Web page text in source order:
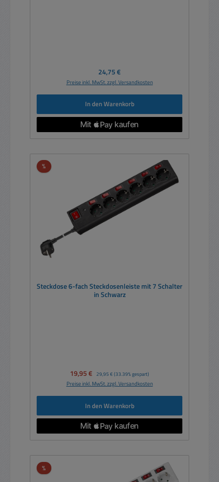
Regulärer Preis:
24,75 €
Preise inkl. MwSt. zzgl. Versandkosten
In den Warenkorb
%Rabatt
Steckdose 6-fach Steckdosenleiste mit 7 Schalter
in Schwarz
Verkaufspreis:
19,95 € Regulärer Preis:
29,95 € (33.39% gespart)
Preise inkl. MwSt. zzgl. Versandkosten
In den Warenkorb
%Rabatt